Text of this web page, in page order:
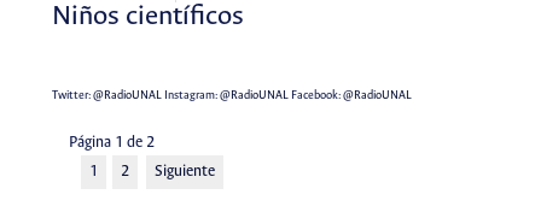
Niños científicos
Twitter:@RadioUNALInstagram:@RadioUNALFacebook:@RadioUNAL
Página 1 de 2
1
2 Siguiente